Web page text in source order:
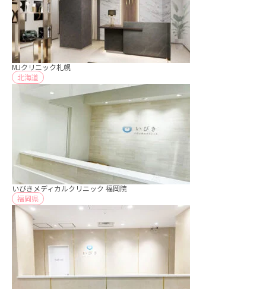
MJクリニック札幌
北海道
いびきメディカルクリニック 福岡院
福岡県